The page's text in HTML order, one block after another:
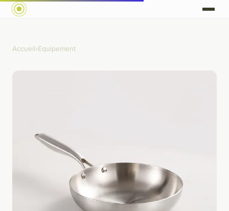
Accueil›Equipement